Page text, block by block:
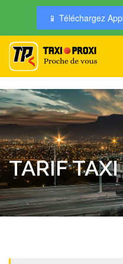
📱 Téléchargez
TARIF